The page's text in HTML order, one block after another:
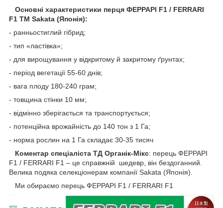
Основні характеристики перця ФЕРРАРІ F1 / FERRARI
F1 ТМ Sakata (Японія):
- ранньостиглий гібрид;
- тип «ластівка»;
- для вирощування у відкритому й закритому ґрунтах;
- період вегетації 55-60 днів;
- вага плоду 180-240 грам;
- товщина стінки 10 мм;
- відмінно зберігається та транспортується;
- потенційна врожайність до 140 тон з 1 Га;
- норма рослин на 1 Га складає 30-35 тисяч
Коментар спеціаліста ТД Органік-Мікс: перець ФЕРРАРІ
F1 / FERRARI F1 – це справжній шедевр, він бездоганний.
Велика подяка селекціонерам компанії Sakata (Японія).
Ми обираємо перець ФЕРРАРІ F1 / FERRARI F1